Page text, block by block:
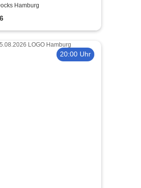
- Angels Share
Hamburg
20:00 Uhr